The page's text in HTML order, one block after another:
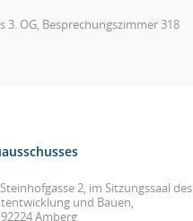
3. OG, Besprechungszimmer 318
2, im Sitzungssaal des
und Bauen,
Amberg